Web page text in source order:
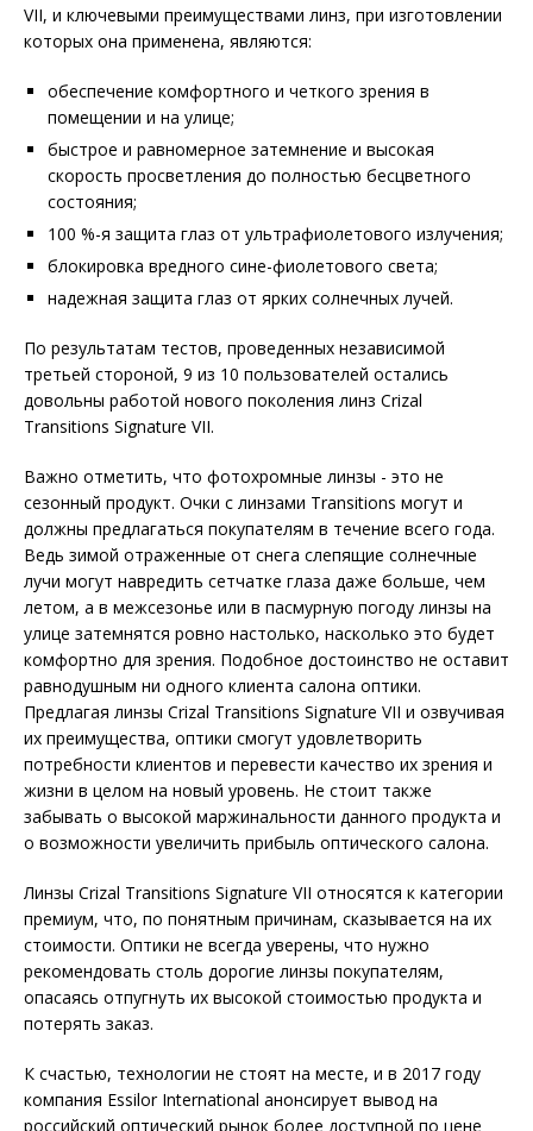
VII, и ключевыми преимуществами линз, при изготовлении
которых она применена, являются:
обеспечение комфортного и четкого зрения в
помещении и на улице;
быстрое и равномерное затемнение и высокая
скорость просветления до полностью бесцветного
состояния;
100 %-я защита глаз от ультрафиолетового излучения;
блокировка вредного сине-фиолетового света;
надежная защита глаз от ярких солнечных лучей.
По результатам тестов, проведенных независимой
третьей стороной, 9 из 10 пользователей остались
довольны работой нового поколения линз Crizal
Transitions Signature VII.
Важно отметить, что фотохромные линзы - это не
сезонный продукт. Очки с линзами Transitions могут и
должны предлагаться покупателям в течение всего года.
Ведь зимой отраженные от снега слепящие солнечные
лучи могут навредить сетчатке глаза даже больше, чем
летом, а в межсезонье или в пасмурную погоду линзы на
улице затемнятся ровно настолько, насколько это будет
комфортно для зрения. Подобное достоинство не оставит
равнодушным ни одного клиента салона оптики.
Предлагая линзы Crizal Transitions Signature VII и озвучивая
их преимущества, оптики смогут удовлетворить
потребности клиентов и перевести качество их зрения и
жизни в целом на новый уровень. Не стоит также
забывать о высокой маржинальности данного продукта и
о возможности увеличить прибыль оптического салона.
Линзы Crizal Transitions Signature VII относятся к категории
премиум, что, по понятным причинам, сказывается на их
стоимости. Оптики не всегда уверены, что нужно
рекомендовать столь дорогие линзы покупателям,
опасаясь отпугнуть их высокой стоимостью продукта и
потерять заказ.
К счастью, технологии не стоят на месте, и в 2017 году
компания Essilor International анонсирует вывод на
российский оптический рынок более доступной по цене